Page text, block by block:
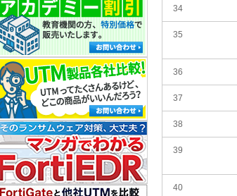
34
35
36
37
38
39
40